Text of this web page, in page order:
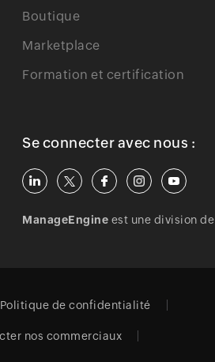
Boutique
Marketplace
Formation et certification
Se connecter avec nous :
ManageEngine est une division de
Politique de confidentialité
nos commerciaux